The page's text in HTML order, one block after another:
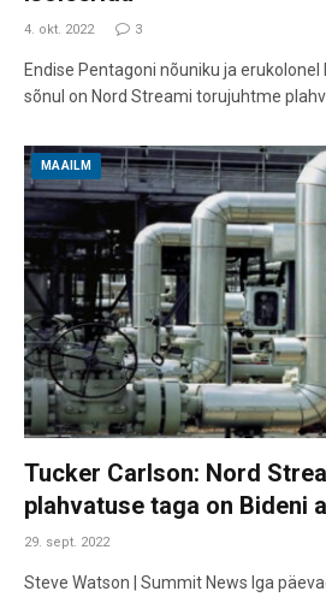
4. okt. 2022 3
Endise Pentagoni nõuniku ja
sõnul on Nord Streami torujuhtme
MAAILM
Tucker Carlson: Nord
plahvatuse taga on Bideni
29. sept. 2022
Steve Watson | Summit News Iga